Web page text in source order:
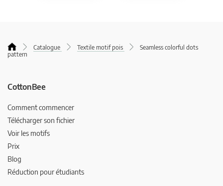
Catalogue Textile motif pois
Seamless colorful dots
pattern
CottonBee
Comment commencer
Télécharger son fichier
Voir les motifs
Prix
Blog
Réduction pour étudiants